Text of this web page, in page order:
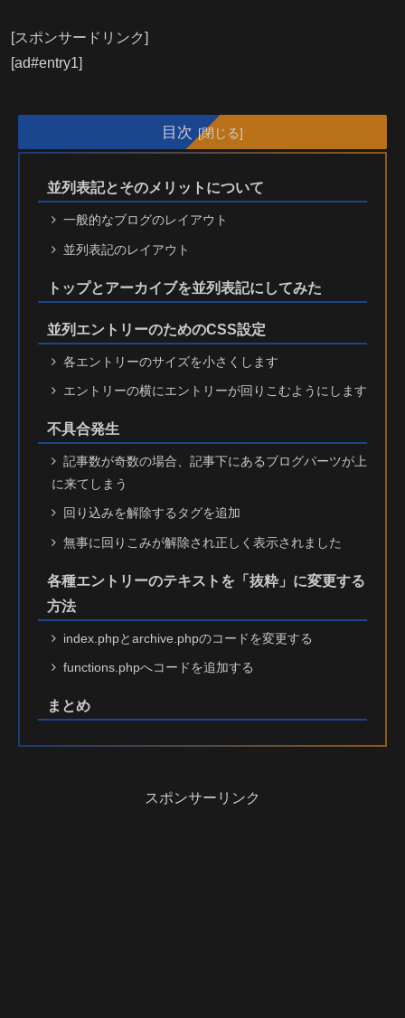
[スポンサードリンク]
[ad#entry1]
目次
並列表記とそのメリットについて
一般的なブログのレイアウト
並列表記のレイアウト
トップとアーカイブを並列表記にしてみた
並列エントリーのためのCSS設定
各エントリーのサイズを小さくします
エントリーの横にエントリーが回りこむようにします
不具合発生
記事数が奇数の場合、記事下にあるブログパーツが上
に来てしまう
回り込みを解除するタグを追加
無事に回りこみが解除され正しく表示されました
各種エントリーのテキストを「抜粋」に変更する
方法
index.phpとarchive.phpのコードを変更する
functions.phpへコードを追加する
まとめ
スポンサーリンク